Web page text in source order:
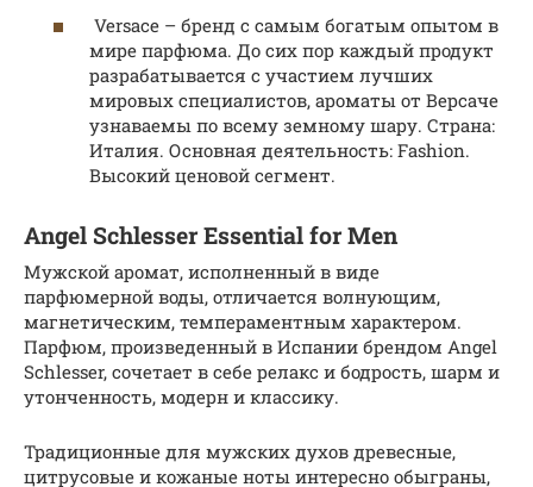
Versace – бренд с самым богатым опытом в
мире парфюма. До сих пор каждый продукт
разрабатывается с участием лучших
мировых специалистов, ароматы от Версаче
узнаваемы по всему земному шару. Страна:
Италия. Основная деятельность: Fashion.
Высокий ценовой сегмент.
Angel Schlesser Essential for Men
Мужской аромат, исполненный в виде
парфюмерной воды, отличается волнующим,
магнетическим, темпераментным характером.
Парфюм, произведенный в Испании брендом Angel
Schlesser, сочетает в себе релакс и бодрость, шарм и
утонченность, модерн и классику.
Традиционные для мужских духов древесные,
цитрусовые и кожаные ноты интересно обыграны,